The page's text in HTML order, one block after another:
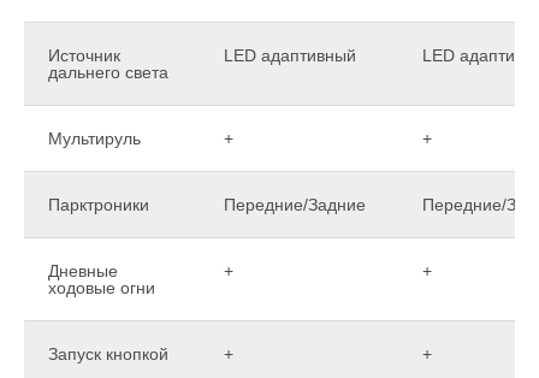
Источник
дальнего света
LED адаптивный LED
Мультируль + +
Парктроники Передние/Задние Передние/
Дневные
ходовые огни
+ +
Запуск кнопкой + +